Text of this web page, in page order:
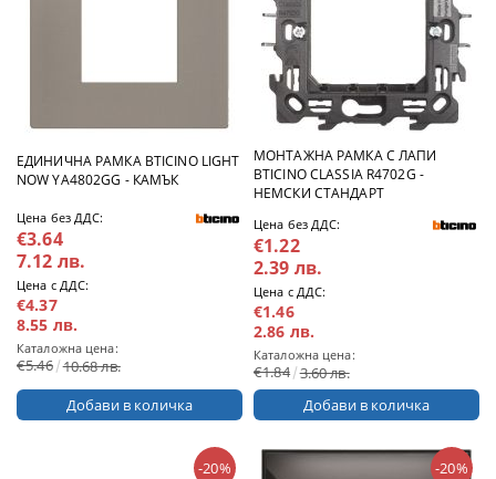
ЕДИНИЧНА РАМКА BTICINO LIGHT
NOW YA4802GG - КАМЪК
Цена без ДДС:
€3.64
7.12 лв.
Цена с ДДС:
€4.37
8.55 лв.
Каталожна цена:
€5.46 10.68 лв.
МОНТАЖНА РАМКА С ЛАПИ
BTICINO CLASSIA R4702G -
НЕМСКИ СТАНДАРТ
Цена без ДДС:
€1.22
2.39 лв.
Цена с ДДС:
€1.46
2.86 лв.
Каталожна цена:
€1.84 3.60 лв.
-20% -20%